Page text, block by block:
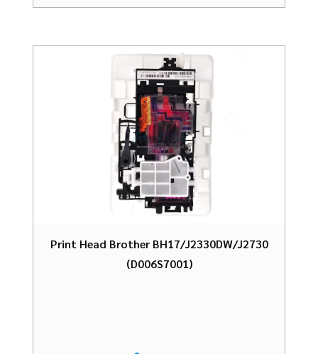
Print Head Brother BH17/J2330DW/J2730
(D006S7001)